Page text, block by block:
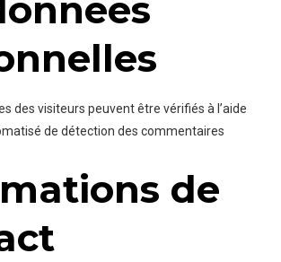
des visiteurs peuvent être vérifiés à l’aide
de détection des commentaires
de